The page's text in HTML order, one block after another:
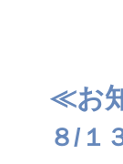
≪お
８/１